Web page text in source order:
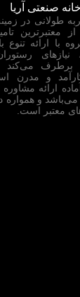
صنعتی آریا
طولانی در
معتبرترین
با ارائه تنوع
نیازهای
برطرف
کارآمد و مدرن
ارائه
می‌باشد و همواره
معتبر است.